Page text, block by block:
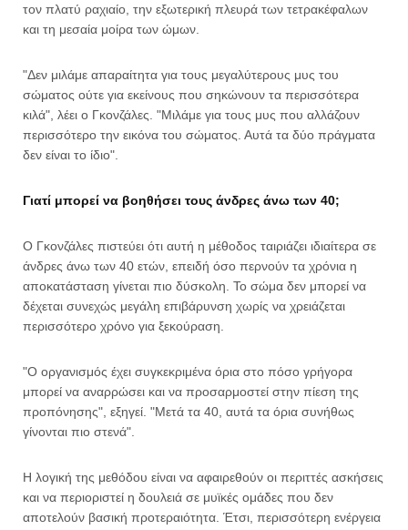
τον πλατύ ραχιαίο, την εξωτερική πλευρά των τετρακέφαλων
και τη μεσαία μοίρα των ώμων.
"Δεν μιλάμε απαραίτητα για τους μεγαλύτερους μυς του
σώματος ούτε για εκείνους που σηκώνουν τα περισσότερα
κιλά", λέει ο Γκονζάλες. "Μιλάμε για τους μυς που αλλάζουν
περισσότερο την εικόνα του σώματος. Αυτά τα δύο πράγματα
δεν είναι το ίδιο".
Γιατί μπορεί να βοηθήσει τους άνδρες άνω των 40;
Ο Γκονζάλες πιστεύει ότι αυτή η μέθοδος ταιριάζει ιδιαίτερα σε
άνδρες άνω των 40 ετών, επειδή όσο περνούν τα χρόνια η
αποκατάσταση γίνεται πιο δύσκολη. Το σώμα δεν μπορεί να
δέχεται συνεχώς μεγάλη επιβάρυνση χωρίς να χρειάζεται
περισσότερο χρόνο για ξεκούραση.
"Ο οργανισμός έχει συγκεκριμένα όρια στο πόσο γρήγορα
μπορεί να αναρρώσει και να προσαρμοστεί στην πίεση της
προπόνησης", εξηγεί. "Μετά τα 40, αυτά τα όρια συνήθως
γίνονται πιο στενά".
Η λογική της μεθόδου είναι να αφαιρεθούν οι περιττές ασκήσεις
και να περιοριστεί η δουλειά σε μυϊκές ομάδες που δεν
αποτελούν βασική προτεραιότητα. Έτσι, περισσότερη ενέργεια